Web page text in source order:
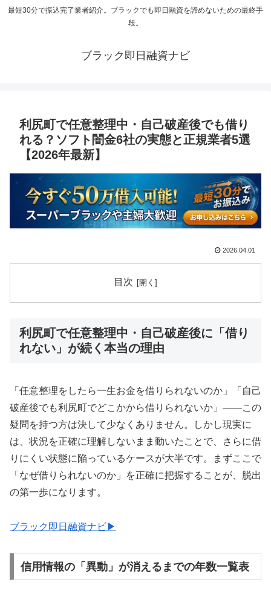
最短30分で振込完了業者紹介。ブラックでも即日融資を諦めないための最終手
段。
ブラック即日融資ナビ
利尻町で任意整理中・自己破産後でも借り
れる？ソフト闇金6社の実態と正規業者5選
【2026年最新】
2026.04.01
目次
利尻町で任意整理中・自己破産後に「借り
れない」が続く本当の理由
「任意整理をしたら一生お金を借りられないのか」「自己
破産後でも利尻町でどこかから借りられないか」——この
疑問を持つ方は決して少なくありません。しかし現実に
は、状況を正確に理解しないまま動いたことで、さらに借
りにくい状態に陥っているケースが大半です。まずここで
「なぜ借りられないのか」を正確に把握することが、脱出
の第一歩になります。
ブラック即日融資ナビ▶
信用情報の「異動」が消えるまでの年数一覧表